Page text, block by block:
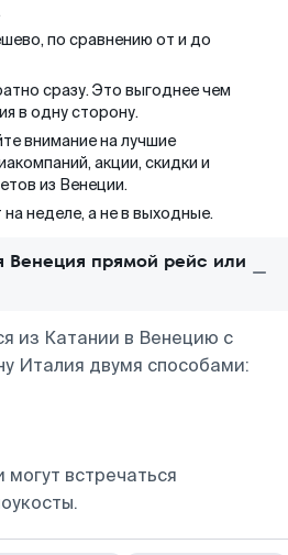
по сравнению от и до
сразу. Это выгоднее чем
в одну сторону.
внимание на лучшие
акции, скидки и
из Венеции.
неделе, а не в выходные.
Венеция прямой рейс или
из Катании в Венецию с
Италия двумя способами:
встречаться